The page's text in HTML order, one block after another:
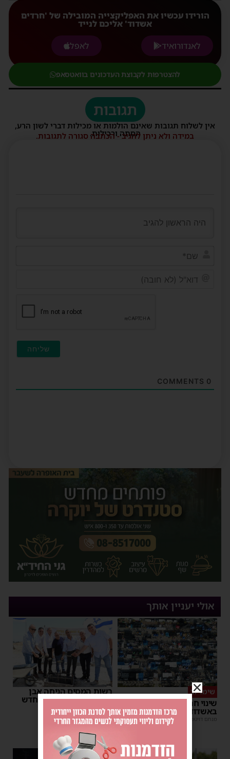
הורידו עכשיו את האפליקצייה המובילה של 'חרדים
אשדוד' אליכם לנייד
לאנדורואיד
לאפל
להצטרפות לקבוצת העדכונים בוואטסאפ
תגובות
אין לשלוח תגובות שאינם הולמות או מכילות דברי לשון הרע,
הסתה ורכילות.
במידה ולא ניתן להגיב - הכתבה סגורה לתגובות.
0
אולי יעניין אותך
שימו לב
שינוי חריג במועד השוק
באשדוד – זה התאריך החדש
מנחם דויטש 16:07
רשות המסים הניחה אבן
פינה למתקן הבידוק החדש
בבית המכס אשדוד
משה קאהן |
15:37